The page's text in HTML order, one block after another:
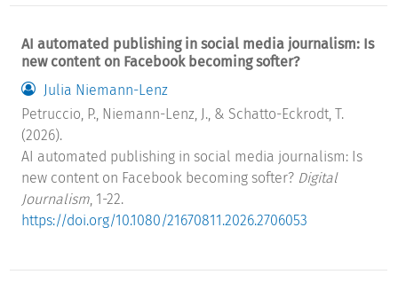
AI automated publishing in social media journalism: Is
new content on Facebook becoming softer?
Julia Niemann-Lenz
Petruccio, P., Niemann-Lenz, J., & Schatto-Eckrodt, T.
(2026).
AI automated publishing in social media journalism: Is
new content on Facebook becoming softer? Digital
Journalism , 1-22.
https://doi.org/10.1080/21670811.2026.2706053